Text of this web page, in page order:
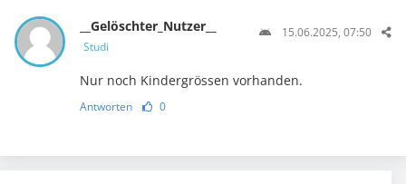
__Gelöschter_Nutzer__
Studi
15.06.2025, 07:50
Nur noch Kindergrössen vorhanden.
Antworten 0